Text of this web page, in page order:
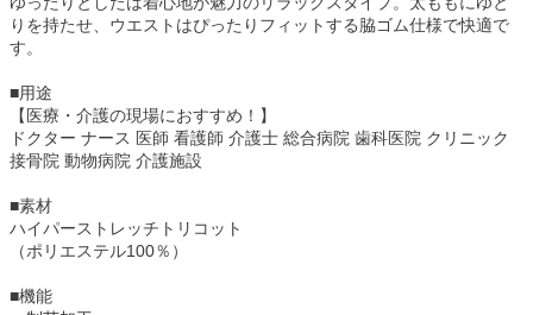
りを持たせ、ウエストはぴったりフィットする脇ゴム仕様で快適で
す。
■用途
【医療・介護の現場におすすめ！】
ドクター ナース 医師 看護師 介護士 総合病院 歯科医院 クリニック
接骨院 動物病院 介護施設
■素材
ハイパーストレッチトリコット
（ポリエステル100％）
■機能